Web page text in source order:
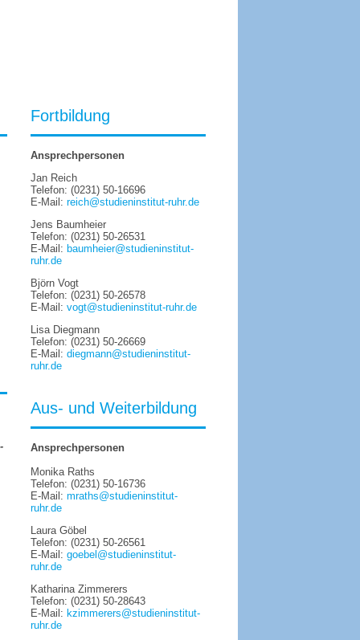
Fortbildung
Ansprechpersonen
Jan Reich
Telefon: (0231) 50-16696
E-Mail: reich@studieninstitut-ruhr.de
Jens Baumheier
Telefon: (0231) 50-26531
E-Mail: baumheier@studieninstitut-
ruhr.de
Björn Vogt
Telefon: (0231) 50-26578
E-Mail: vogt@studieninstitut-ruhr.de
Lisa Diegmann
Telefon: (0231) 50-26669
E-Mail: diegmann@studieninstitut-
ruhr.de
Aus- und Weiterbildung
Ansprechpersonen
Monika Raths
Telefon: (0231) 50-16736
E-Mail: mraths@studieninstitut-
ruhr.de
Laura Göbel
Telefon: (0231) 50-26561
E-Mail: goebel@studieninstitut-
ruhr.de
Katharina Zimmerers
Telefon: (0231) 50-28643
E-Mail: kzimmerers@studieninstitut-
ruhr.de